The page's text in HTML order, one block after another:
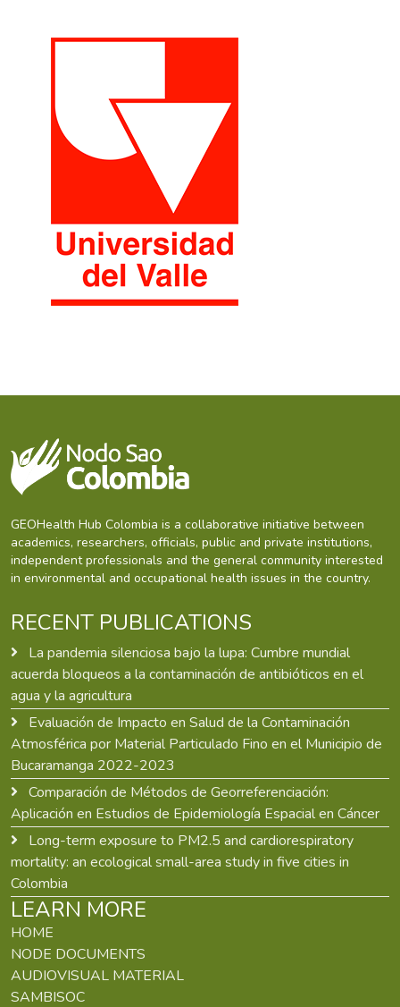
GEOHealth Hub Colombia is a collaborative initiative between
academics, researchers, officials, public and private institutions,
independent professionals and the general community interested
in environmental and occupational health issues in the country.
RECENT PUBLICATIONS
La pandemia silenciosa bajo la lupa: Cumbre mundial
acuerda bloqueos a la contaminación de antibióticos en el
agua y la agricultura
Evaluación de Impacto en Salud de la Contaminación
Atmosférica por Material Particulado Fino en el Municipio de
Bucaramanga 2022-2023
Comparación de Métodos de Georreferenciación:
Aplicación en Estudios de Epidemiología Espacial en Cáncer
Long-term exposure to PM2.5 and cardiorespiratory
mortality: an ecological small-area study in five cities in
Colombia
LEARN MORE
HOME
NODE DOCUMENTS
AUDIOVISUAL MATERIAL
SAMBISOC